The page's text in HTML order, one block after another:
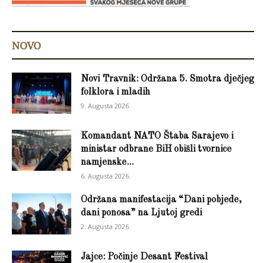
NOVO
Novi Travnik: Održana 5. Smotra dječjeg
folklora i mladih
9. Augusta 2026.
Komandant NATO Štaba Sarajevo i
ministar odbrane BiH obišli tvornice
namjenske...
6. Augusta 2026.
Održana manifestacija “Dani pobjede,
dani ponosa” na Ljutoj gredi
2. Augusta 2026.
Jajce: Počinje Desant Festival